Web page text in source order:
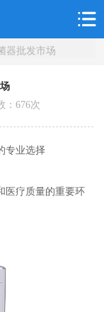
器批发市场
：676次
专业选择
医疗质量的重要环